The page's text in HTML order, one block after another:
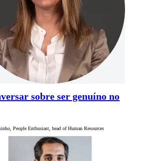
sobre ser genuíno no
People Enthusiast, head of Human Resources